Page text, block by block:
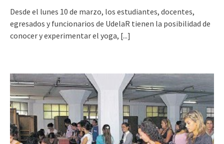
Desde el lunes 10 de marzo, los estudiantes, docentes,
egresados y funcionarios de UdelaR tienen la posibilidad de
conocer y experimentar el yoga, [...]